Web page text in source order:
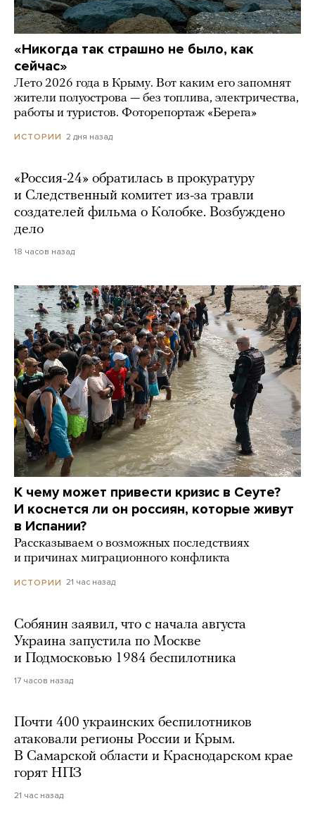
«Никогда так страшно не было, как
сейчас»
Лето 2026 года в Крыму. Вот каким его запомнят
жители полуострова — без топлива, электричества,
работы и туристов. Фоторепортаж «Берега»
ИСТОРИИ 2 дня назад
«Россия-24» обратилась в прокуратуру
и Следственный комитет из-за травли
создателей фильма о Колобке. Возбуждено
дело
18 часов назад
К чему может привести кризис в Сеуте?
И коснется ли он россиян, которые живут
в Испании?
Рассказываем о возможных последствиях
и причинах миграционного конфликта
ИСТОРИИ 21 час назад
Собянин заявил, что с начала августа
Украина запустила по Москве
и Подмосковью 1984 беспилотника
17 часов назад
Почти 400 украинских беспилотников
атаковали регионы России и Крым.
В Самарской области и Краснодарском крае
горят НПЗ
21 час назад